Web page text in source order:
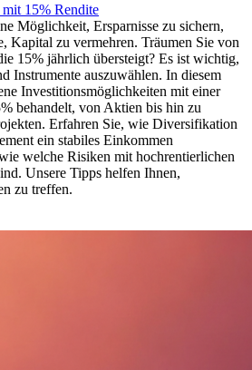
15% Rendite
Möglichkeit, Ersparnisse zu sichern,
Kapital zu vermehren. Träumen Sie von
15% jährlich übersteigt? Es ist wichtig,
Instrumente auszuwählen. In diesem
Investitionsmöglichkeiten mit einer
behandelt, von Aktien bis hin zu
Erfahren Sie, wie Diversifikation
ein stabiles Einkommen
welche Risiken mit hochrentierlichen
Unsere Tipps helfen Ihnen,
zu treffen.